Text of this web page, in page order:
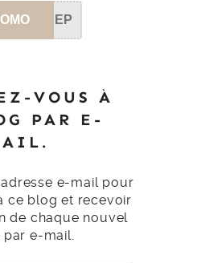
SEP
VOUS À
PAR E-
e-mail pour
ce blog et recevoir
de chaque nouvel
e-mail.